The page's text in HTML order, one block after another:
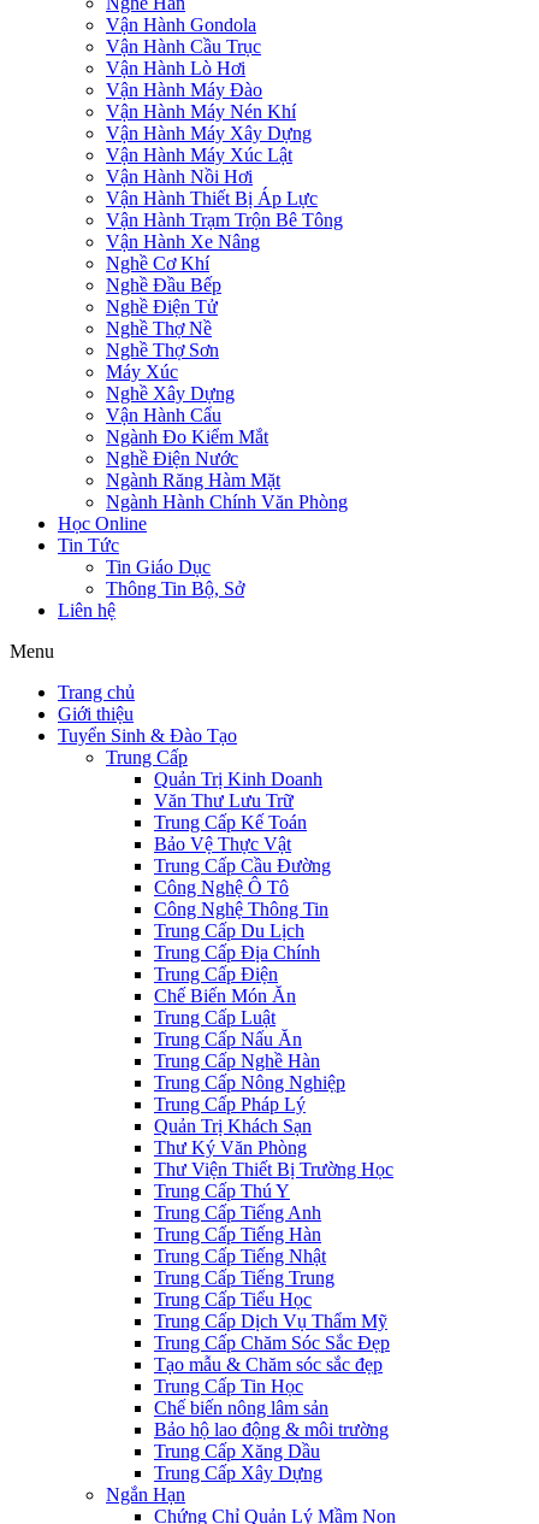
Vận Hành Gondola
Vận Hành Cầu Trục
Vận Hành Lò Hơi
Vận Hành Máy Đào
Vận Hành Máy Nén Khí
Vận Hành Máy Xây Dựng
Vận Hành Máy Xúc Lật
Vận Hành Nồi Hơi
Vận Hành Thiết Bị Áp Lực
Vận Hành Trạm Trộn Bê Tông
Vận Hành Xe Nâng
Nghề Cơ Khí
Nghề Đầu Bếp
Nghề Điện Tử
Nghề Thợ Nề
Nghề Thợ Sơn
Máy Xúc
Nghề Xây Dựng
Vận Hành Cẩu
Ngành Đo Kiểm Mắt
Nghề Điện Nước
Ngành Răng Hàm Mặt
Ngành Hành Chính Văn Phòng
Học Online
Tin Tức
Tin Giáo Dục
Thông Tin Bộ, Sở
Liên hệ
Menu
Trang chủ
Giới thiệu
Tuyển Sinh & Đào Tạo
Trung Cấp
Quản Trị Kinh Doanh
Văn Thư Lưu Trữ
Trung Cấp Kế Toán
Bảo Vệ Thực Vật
Trung Cấp Cầu Đường
Công Nghệ Ô Tô
Công Nghệ Thông Tin
Trung Cấp Du Lịch
Trung Cấp Địa Chính
Trung Cấp Điện
Chế Biến Món Ăn
Trung Cấp Luật
Trung Cấp Nấu Ăn
Trung Cấp Nghề Hàn
Trung Cấp Nông Nghiệp
Trung Cấp Pháp Lý
Quản Trị Khách Sạn
Thư Ký Văn Phòng
Thư Viện Thiết Bị Trường Học
Trung Cấp Thú Y
Trung Cấp Tiếng Anh
Trung Cấp Tiếng Hàn
Trung Cấp Tiếng Nhật
Trung Cấp Tiếng Trung
Trung Cấp Tiểu Học
Trung Cấp Dịch Vụ Thẩm Mỹ
Trung Cấp Chăm Sóc Sắc Đẹp
Tạo mẫu & Chăm sóc sắc đẹp
Trung Cấp Tin Học
Chế biến nông lâm sản
Bảo hộ lao động & môi trường
Trung Cấp Xăng Dầu
Trung Cấp Xây Dựng
Ngắn Hạn
Chứng Chỉ Quản Lý Mầm Non